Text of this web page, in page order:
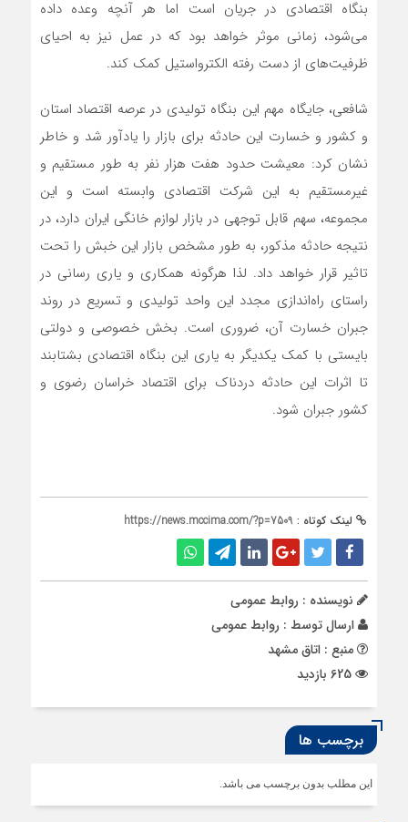
بنگاه اقتصادی در جریان است اما هر آنچه وعده داده
می‌شود، زمانی موثر خواهد بود که در عمل نیز به احیای
ظرفیت‌های از دست رفته الکترواستیل کمک کند.
شافعی، جایگاه مهم این بنگاه تولیدی در عرصه اقتصاد استان
و کشور و خسارت این حادثه برای بازار را یادآور شد و خاطر
نشان کرد: معیشت حدود هفت هزار نفر به طور مستقیم و
غیرمستقیم به این شرکت اقتصادی وابسته است و این
مجموعه، سهم قابل توجهی در بازار لوازم خانگی ایران دارد، در
نتیجه حادثه مذکور، به طور مشخص بازار این خبش را تحت
تاثیر قرار خواهد داد. لذا هرگونه همکاری و یاری رسانی در
راستای راه‌اندازی مجدد این واحد تولیدی و تسریع در روند
جبران خسارت آن، ضروری است. بخش خصوصی و دولتی
بایستی با کمک یکدیگر به یاری این بنگاه اقتصادی بشتابند
تا اثرات این حادثه دردناک برای اقتصاد خراسان رضوی و
کشور جبران شود.
لینک کوتاه : https://news.mccima.com/?p=7509
نویسنده : روابط عمومی
ارسال توسط : روابط عمومی
منبع : اتاق مشهد
برچسب ها
این مطلب بدون برچسب می باشد.